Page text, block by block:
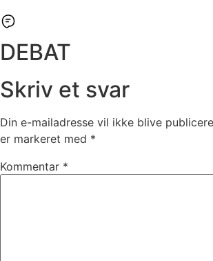
DEBAT
Skriv et svar
Din e-mailadresse vil ikke blive
er markeret med *
Kommentar *